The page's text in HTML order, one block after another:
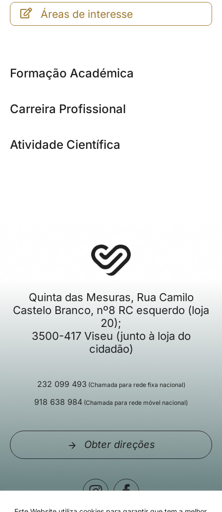
Áreas de interesse
Formação Académica
Carreira Profissional
Atividade Científica
Quinta das Mesuras, Rua Camilo
Castelo Branco, nº8 RC esquerdo (loja
20);
3500-417 Viseu (junto à loja do
cidadão)
232 099 493 (Chamada para rede fixa nacional)
918 638 984 (Chamada para rede móvel nacional)
Obter direções